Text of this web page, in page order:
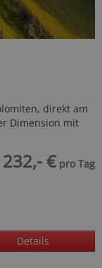
direkt am
Dimension mit
232,- € pro Tag
Details